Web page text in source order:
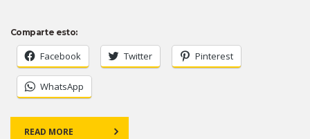
Comparte esto:
Facebook Twitter Pinterest
WhatsApp
READ MORE